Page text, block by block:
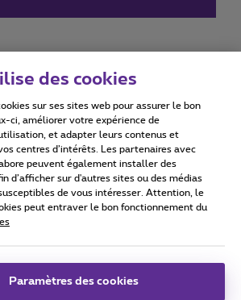
Accessibility statement
© 2026 Proximus
info consommateur
des cookies
sur ses sites web pour assurer le bon
ci, améliorer votre expérience de
et adapter leurs contenus et
centres d’intérêts. Les partenaires avec
peuvent également installer des
d’afficher sur d'autres sites ou des médias
de vous intéresser. Attention, le
peut entraver le bon fonctionnement du
Paramètres des cookies